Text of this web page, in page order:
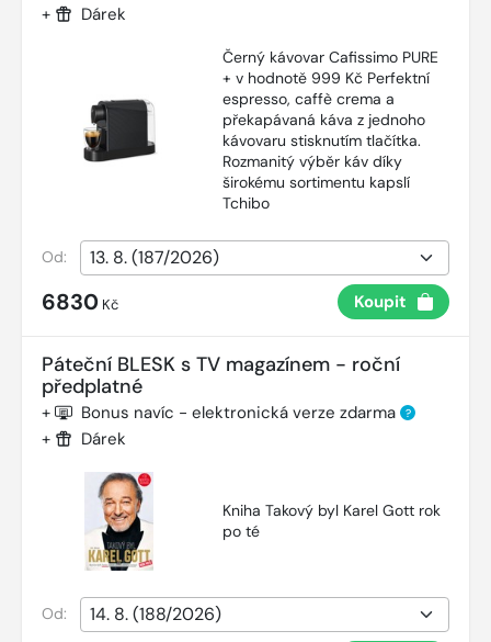
+ Dárek
Černý kávovar Cafissimo PURE
+ v hodnotě 999 Kč Perfektní
espresso, caffè crema a
překapávaná káva z jednoho
kávovaru stisknutím tlačítka.
Rozmanitý výběr káv díky
širokému sortimentu kapslí
Tchibo
Od:
6830 Kč Koupit
Páteční BLESK s TV magazínem - roční
předplatné
+ Bonus navíc - elektronická verze zdarma ?
+ Dárek
Kniha Takový byl Karel Gott rok
po té
Od: